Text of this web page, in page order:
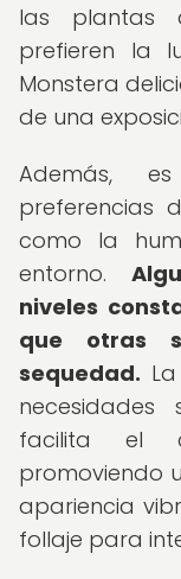
las plantas
prefieren la
Monstera
de una
Además,
preferencias
como la
entorno.
niveles
que otras
sequedad.
necesidades
facilita el
promoviendo
apariencia
follaje para